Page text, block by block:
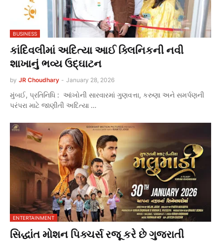
BUSINESS
કાંદિવલીમાં અદિત્યા આઈ ક્લિનિકની નવી
શાખાનું ભવ્ય ઉદ્ઘાટન
by JR Choudhary - January 28, 2026
મુંબઈ, પ્રતિનિધિ : આંખોની સારવારમાં ગુણવત્તા, કરુણા અને સમર્પણની
પરંપરા માટે જાણીતી અદિત્યા …
ENTERTAINMENT
સિદ્ધાંત મોશન પિક્ચર્સ રજૂ કરે છે ગુજરાતી